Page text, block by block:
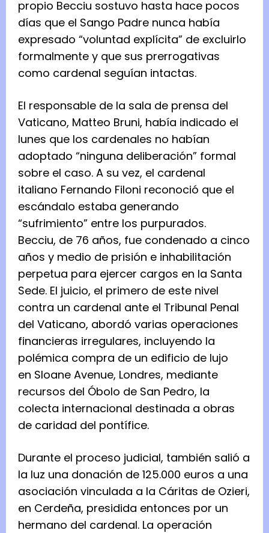
propio Becciu sostuvo hasta hace pocos
días que el Sango Padre nunca había
expresado “voluntad explícita” de excluirlo
formalmente y que sus prerrogativas
como cardenal seguían intactas.
El responsable de la sala de prensa del
Vaticano, Matteo Bruni, había indicado el
lunes que los cardenales no habían
adoptado “ninguna deliberación” formal
sobre el caso. A su vez, el cardenal
italiano Fernando Filoni reconoció que el
escándalo estaba generando
“sufrimiento” entre los purpurados.
Becciu, de 76 años, fue condenado a cinco
años y medio de prisión e inhabilitación
perpetua para ejercer cargos en la Santa
Sede. El juicio, el primero de este nivel
contra un cardenal ante el Tribunal Penal
del Vaticano, abordó varias operaciones
financieras irregulares, incluyendo la
polémica compra de un edificio de lujo
en Sloane Avenue, Londres, mediante
recursos del Óbolo de San Pedro, la
colecta internacional destinada a obras
de caridad del pontífice.
Durante el proceso judicial, también salió a
la luz una donación de 125.000 euros a una
asociación vinculada a la Cáritas de Ozieri,
en Cerdeña, presidida entonces por un
hermano del cardenal. La operación